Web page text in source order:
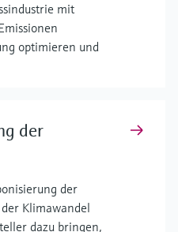
mit
optimieren und
der
der
Klimawandel
dazu bringen,